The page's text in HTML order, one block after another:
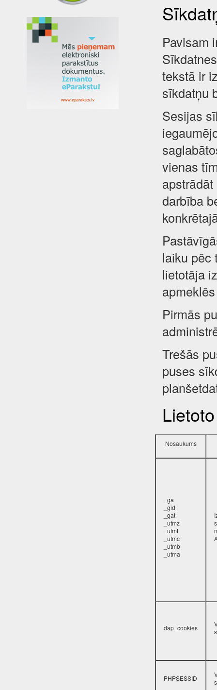
Pavisam
tekstā ir
sīkdatņu
Sesijas
vienas
darbība
laiku pēc
lietotāja
Pirmās
Trešās
puses
Nosaukums
_ga
_gid
_gat
_utmz
_utmt
_utmc
_utmb
_utma
dap_cookies
PHPSESSID